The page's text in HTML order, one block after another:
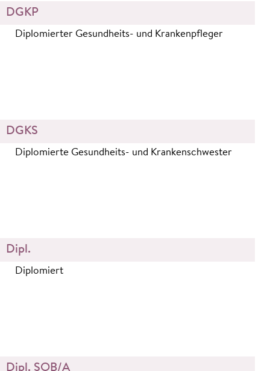
DGKP
Diplomierter Gesundheits- und Krankenpfleger
DGKS
Diplomierte Gesundheits- und Krankenschwester
Dipl.
Diplomiert
Dipl. SOB/A